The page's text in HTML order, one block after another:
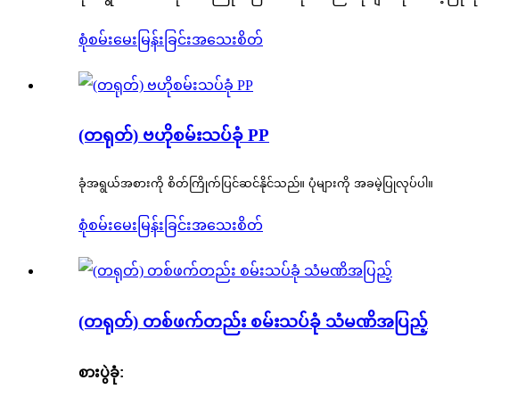
စုံစမ်းမေးမြန်းခြင်းအသေးစိတ်
(တရုတ်) ဗဟိုစမ်းသပ်ခုံ PP
ခုံအရွယ်အစားကို စိတ်ကြိုက်ပြင်ဆင်နိုင်သည်။ ပုံများကို အခမဲ့ပြုလုပ်ပါ။
စုံစမ်းမေးမြန်းခြင်းအသေးစိတ်
(တရုတ်) တစ်ဖက်တည်း စမ်းသပ်ခုံ သံမဏိအပြည့်
စားပွဲခုံ: